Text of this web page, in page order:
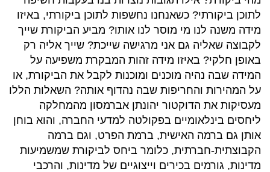
לתוכן ביקורתי? כשאנחנו נחשפות לתוכן ביקורתי, באיזו
מידה משנה לנו מי מוסר לנו אותו? מביע הביקורת שייך
לקבוצה שאליה גם אני מרגישה שייכת? שייך אליה רק
באופן חלקי? באיזו מידה זהות המבקרת משפיעה על
המידה שבה נהיה מוכנים ומוכנות לקבל את הביקורת, או
על המהירות והחריפות שבה נהדוף אותה? השאלות הללו
מעסיקות את הדוקטור יהונתן אברמסון מהמחלקה
ליחסים בינלאומיים בפקולטה למדעי החברה, והוא בוחן
אותן גם ברמה האישית, ברמת הפרט, וגם ברמה
הקבוצתית-חברתית, כלומר ביחס לביקורת שמשמיעות
מדינות, גורמים בכירים וייצוגיים של מדינות, והרכבי